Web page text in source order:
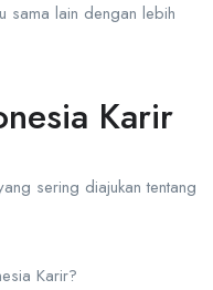
sama lain dengan lebih
Karir
sering diajukan tentang
Karir?